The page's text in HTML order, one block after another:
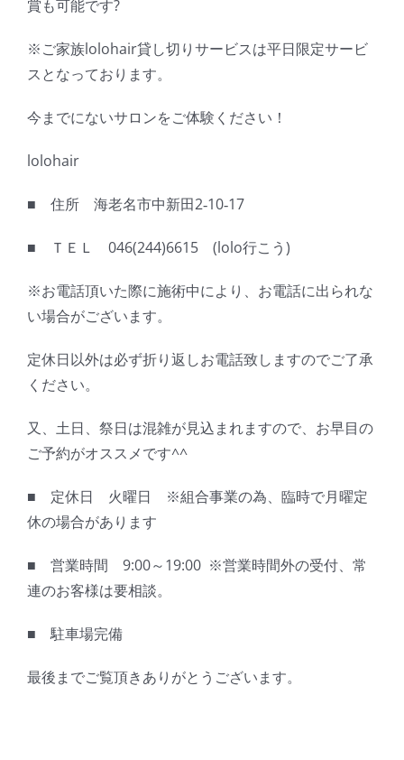
賞も可能です?
※ご家族lolohair貸し切りサービスは平日限定サービ
スとなっております。
今までにないサロンをご体験ください！
lolohair
■ 住所 海老名市中新田2‐10‐17
■ ＴＥＬ 046(244)6615 (lolo行こう)
※お電話頂いた際に施術中により、お電話に出られな
い場合がございます。
定休日以外は必ず折り返しお電話致しますのでご了承
ください。
又、土日、祭日は混雑が見込まれますので、お早目の
ご予約がオススメです^^
■ 定休日 火曜日 ※組合事業の為、臨時で月曜定
休の場合があります
■ 営業時間 9:00～19:00 ※営業時間外の受付、常
連のお客様は要相談。
■ 駐車場完備
最後までご覧頂きありがとうございます。